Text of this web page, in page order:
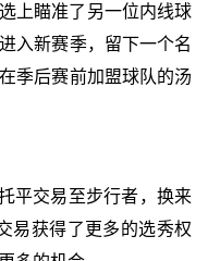
上瞄准了另一位内线球
入新赛季，留下一个名
季后赛前加盟球队的汤
平交易至步行者，换来
易获得了更多的选秀权